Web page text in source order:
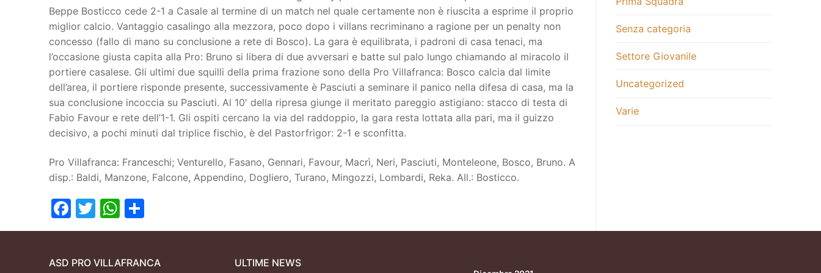
Beppe Bosticco cede 2-1 a Casale al termine di un match nel quale certamente non è riuscita a esprime il proprio
miglior calcio. Vantaggio casalingo alla mezzora, poco dopo i villans recriminano a ragione per un penalty non
concesso (fallo di mano su conclusione a rete di Bosco). La gara è equilibrata, i padroni di casa tenaci, ma
l’occasione giusta capita alla Pro: Bruno si libera di due avversari e batte sul palo lungo chiamando al miracolo il
portiere casalese. Gli ultimi due squilli della prima frazione sono della Pro Villafranca: Bosco calcia dal limite
dell’area, il portiere risponde presente, successivamente è Pasciuti a seminare il panico nella difesa di casa, ma la
sua conclusione incoccia su Pasciuti. Al 10′ della ripresa giunge il meritato pareggio astigiano: stacco di testa di
Fabio Favour e rete dell’1-1. Gli ospiti cercano la via del raddoppio, la gara resta lottata alla pari, ma il guizzo
decisivo, a pochi minuti dal triplice fischio, è del Pastorfrigor: 2-1 e sconfitta.
Pro Villafranca: Franceschi; Venturello, Fasano, Gennari, Favour, Macrì, Neri, Pasciuti, Monteleone, Bosco, Bruno. A
disp.: Baldi, Manzone, Falcone, Appendino, Dogliero, Turano, Mingozzi, Lombardi, Reka. All.: Bosticco.
Facebook
TwitterWhatsApp
Senza categoria
Settore Giovanile
Uncategorized
Varie
ASD PRO VILLAFRANCA ULTIME NEWS